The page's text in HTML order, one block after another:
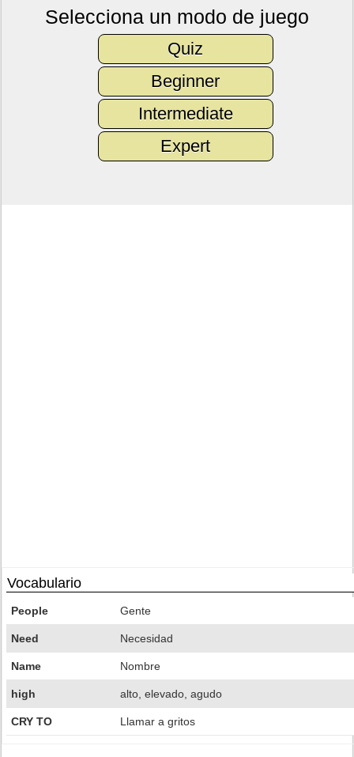
Selecciona un modo de juego
Quiz
Beginner
Intermediate
Expert
Vocabulario
People Gente
Need Necesidad
Name Nombre
high alto, elevado, agudo
CRY TO Llamar a gritos